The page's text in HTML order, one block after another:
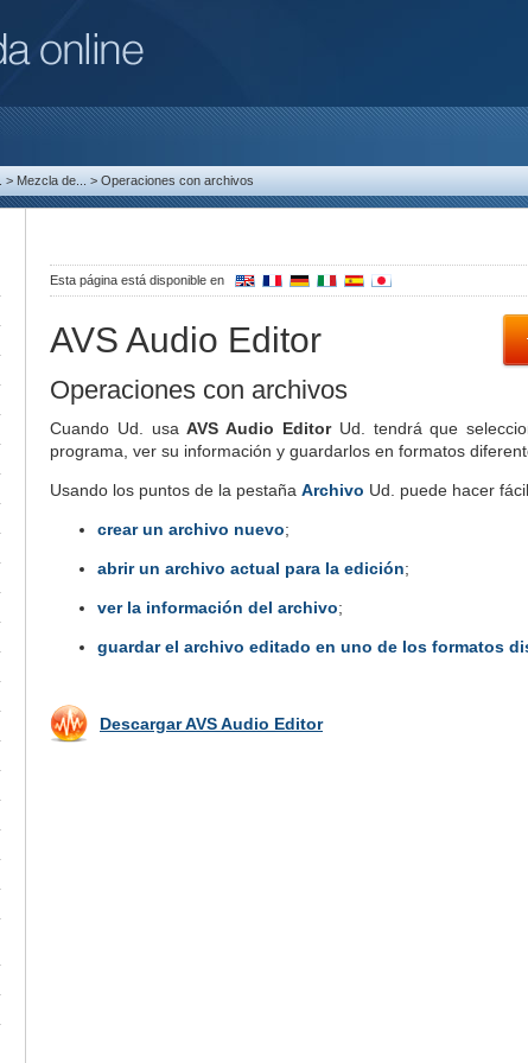
> Mezcla de... > Operaciones con archivos
Esta página está disponible en
AVS Audio Editor
Operaciones con archivos
Cuando Ud. usaAVS Audio EditorUd. tendrá que
programa, ver su información y guardarlos en formatos
Usando los puntos de la pestaña Archivo Ud. puede hacer
crear un archivo nuevo;
abrir un archivo actual para la edición;
ver la información del archivo;
guardar el archivo editado en uno de los formatos
Descargar AVS Audio Editor